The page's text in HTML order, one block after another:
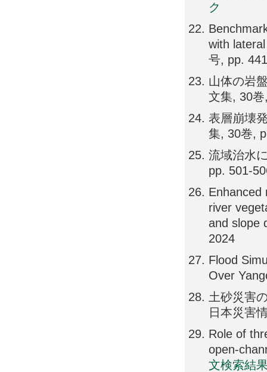
ク
with
号, pp.
山体の岩
文集, 30
表層崩壊
集, 30巻,
流域治水
pp. 501-
Enhanced
river
and slope
2024
Flood
Over
土砂災害
日本災害
Role of
open-
文検索結